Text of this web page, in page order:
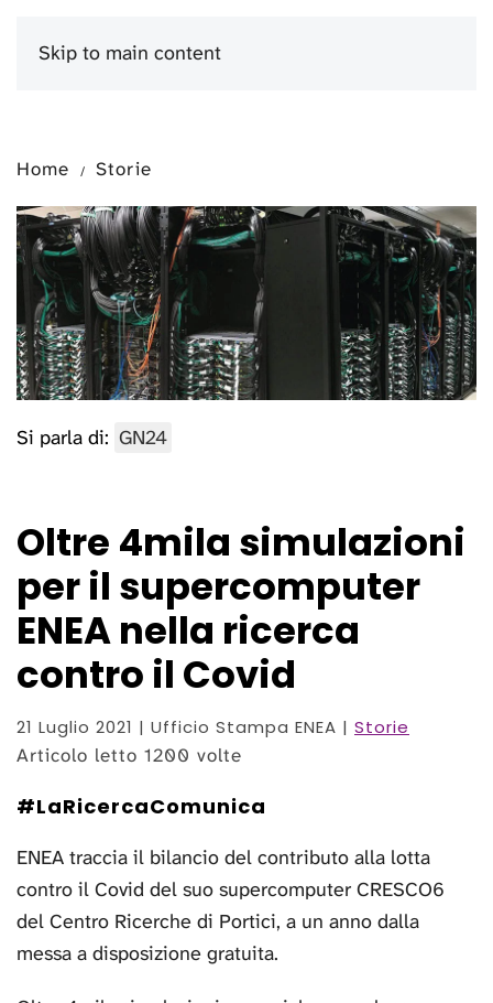
Skip to main content
Home Storie
Si parla di: GN24
Oltre 4mila simulazioni
per il supercomputer
ENEA nella ricerca
contro il Covid
21 Luglio 2021 | Ufficio Stampa ENEA | Storie
Articolo letto 1200 volte
#LaRicercaComunica
ENEA traccia il bilancio del contributo alla lotta
contro il Covid del suo supercomputer CRESCO6
del Centro Ricerche di Portici, a un anno dalla
messa a disposizione gratuita.